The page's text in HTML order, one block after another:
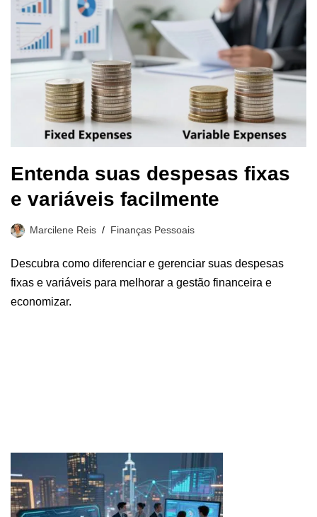
Entenda suas despesas fixas
e variáveis facilmente
Marcilene Reis Finanças Pessoais
Descubra como diferenciar e gerenciar suas despesas
fixas e variáveis para melhorar a gestão financeira e
economizar.